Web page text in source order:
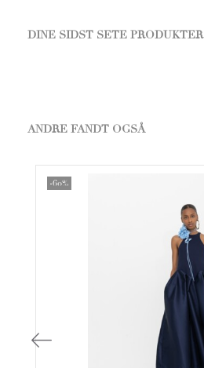
DINE SIDST SETE PRODUKTER
ANDRE FANDT OGSÅ
-60%